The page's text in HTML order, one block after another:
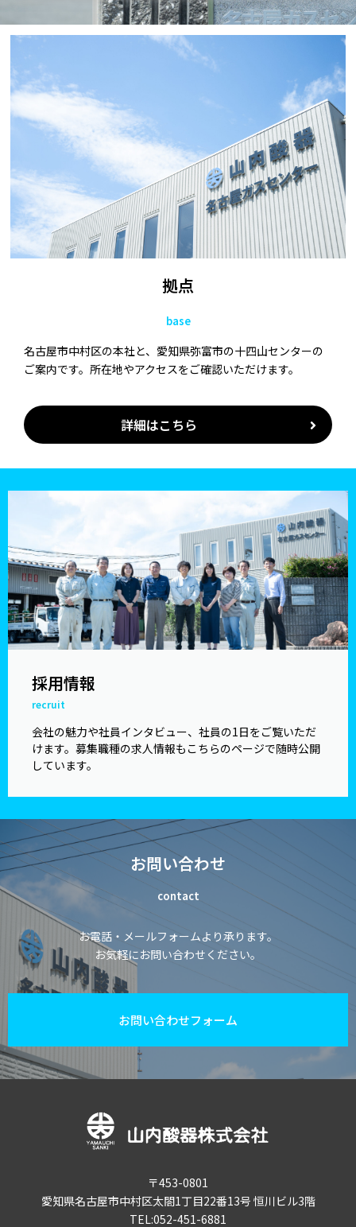
拠点
base
名古屋市中村区の本社と、愛知県弥富市の十四山センターの
ご案内です。所在地やアクセスをご確認いただけます。
詳細はこちら
採用情報
recruit
会社の魅力や社員インタビュー、社員の1日をご覧いただ
けます。募集職種の求人情報もこちらのページで随時公開
しています。
お問い合わせ
contact
お電話・メールフォームより承ります。
お気軽にお問い合わせください。
お問い合わせフォーム
〒453-0801
愛知県名古屋市中村区太閤1丁目22番13号 恒川ビル3階
TEL:052-451-6881